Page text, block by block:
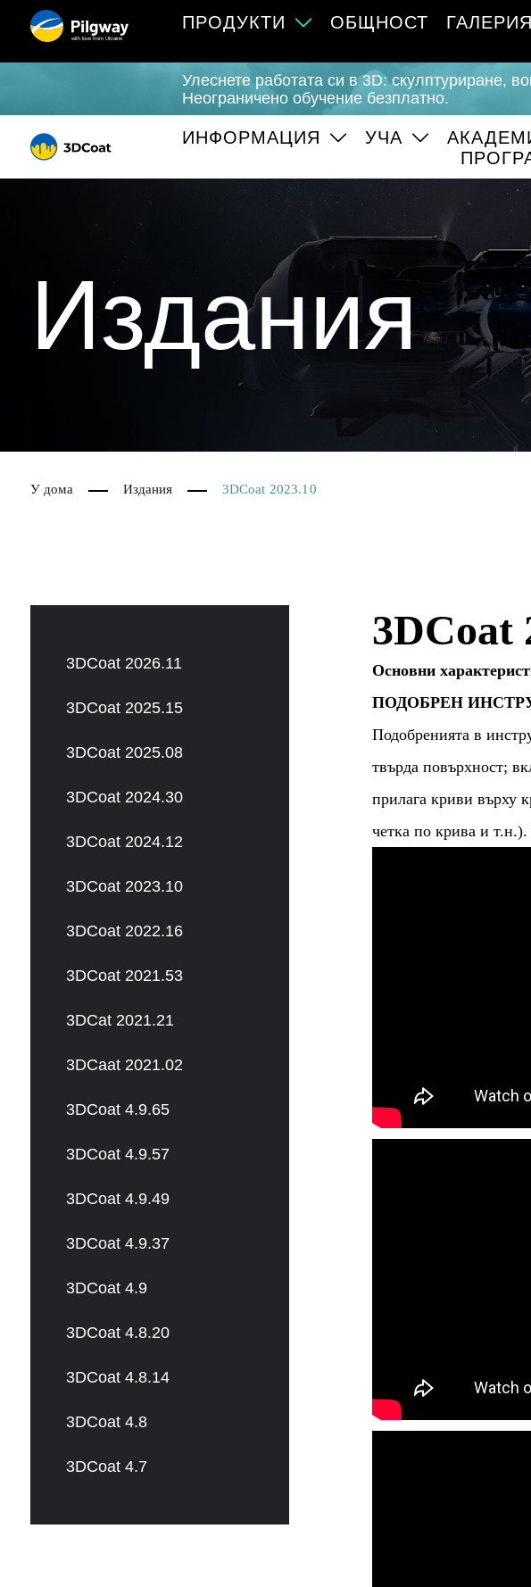
with love from Ukraine
ПРОДУКТИ ОБЩНОСТ ГАЛЕРИЯ
Улеснете работата си в 3D: скулптуриране,
Неограничено обучение безплатно.
ИНФОРМАЦИЯ УЧА
Издания
У дома Издания 3DCoat 2023.10
3DCoat 2026.11
3DCoat 2025.15
3DCoat 2025.08
3DCoat 2024.30
3DCoat 2024.12
3DCoat 2023.10
3DCoat 2022.16
3DCoat 2021.53
3DCat 2021.21
3DCaat 2021.02
3DCoat 4.9.65
3DCoat 4.9.57
3DCoat 4.9.49
3DCoat 4.9.37
3DCoat 4.9
3DCoat 4.8.20
3DCoat 4.8.14
3DCoat 4.8
3DCoat 4.7
3DCoat
Основни
ПОДОБРЕН
Подобренията в
твърда повърхност;
прилага криви върху
четка по крива и